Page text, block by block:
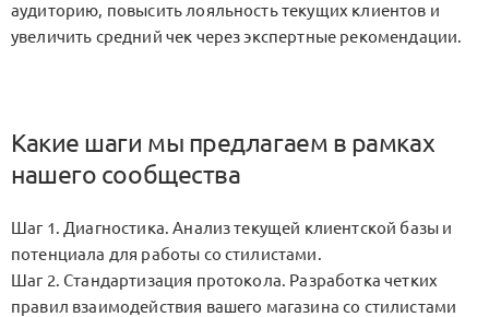
аудиторию, повысить лояльность текущих клиентов и
увеличить средний чек через экспертные рекомендации.
Какие шаги мы предлагаем в рамках
нашего сообщества
Шаг 1. Диагностика. Анализ текущей клиентской базы и
потенциала для работы со стилистами.
Шаг 2. Стандартизация протокола. Разработка четких
правил взаимодействия вашего магазина со стилистами